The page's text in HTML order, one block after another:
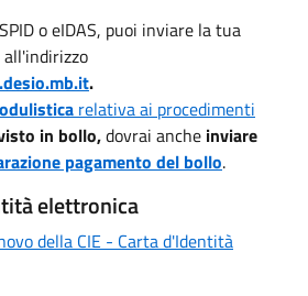
o eIDAS, puoi inviare la tua
.
relativa ai procedimenti
in bollo,dovrai anche inviare
pagamento del bollo.
elettronica
della CIE - Carta d'Identità